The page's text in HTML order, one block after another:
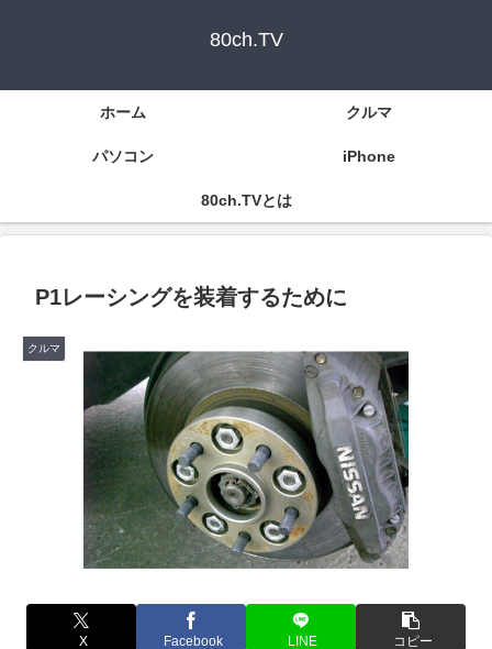
80ch.TV
ホーム クルマ
パソコン iPhone
80ch.TVとは
P1レーシングを装着するために
クルマ
X Facebook LINE コピー